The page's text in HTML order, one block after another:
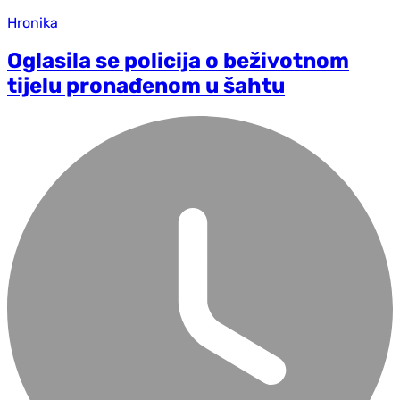
Hronika
Oglasila se policija o beživotnom
tijelu pronađenom u šahtu